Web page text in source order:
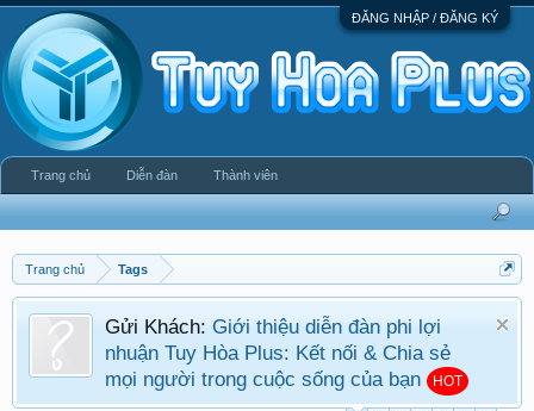
ĐĂNG NHẬP / ĐĂNG KÝ
Trang chủ Tags
Gửi Khách: Giới thiệu diễn đàn phi lợi
nhuận Tuy Hòa Plus: Kết nối & Chia sẻ
mọi người trong cuộc sống của bạn
HOT
Trang chủ Diễn đàn Thành viên